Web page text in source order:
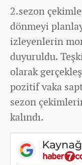
2.sezon
dönmeyi
izleyenlerin
duyuruldu.
olarak
pozitif vaka
sezon
kalındı.